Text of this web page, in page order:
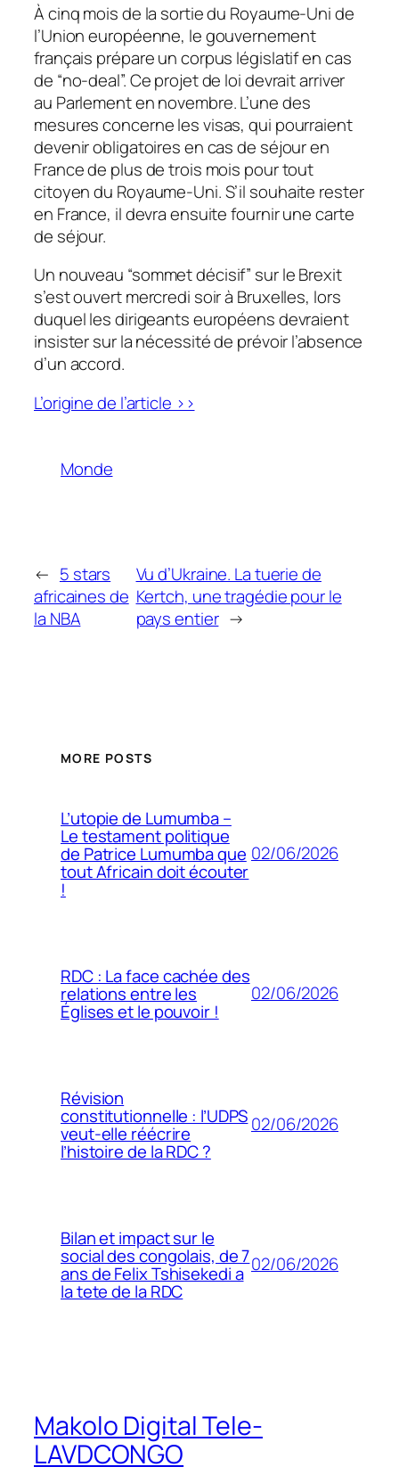
À cinq mois de la sortie du Royaume-Uni de
l’Union européenne, le gouvernement
français prépare un corpus législatif en cas
de “no-deal”. Ce projet de loi devrait arriver
au Parlement en novembre. L’une des
mesures concerne les visas, qui pourraient
devenir obligatoires en cas de séjour en
France de plus de trois mois pour tout
citoyen du Royaume-Uni. S’il souhaite rester
en France, il devra ensuite fournir une carte
de séjour.
Un nouveau “sommet décisif” sur le Brexit
s’est ouvert mercredi soir à Bruxelles, lors
duquel les dirigeants européens devraient
insister sur la nécessité de prévoir l’absence
d’un accord.
L’origine de l’article >>
Monde
← 5 stars
africaines de
la NBA
Vu d’Ukraine. La tuerie de
Kertch, une tragédie pour le
pays entier →
MORE POSTS
L’utopie de Lumumba –
Le testament politique
de Patrice Lumumba que
tout Africain doit écouter
!
02/06/2026
RDC : La face cachée des
relations entre les
Églises et le pouvoir !
02/06/2026
Révision
constitutionnelle : l’UDPS
veut-elle réécrire
l’histoire de la RDC ?
02/06/2026
Bilan et impact sur le
social des congolais, de 7
ans de Felix Tshisekedi a
la tete de la RDC
02/06/2026
Makolo Digital Tele-
LAVDCONGO